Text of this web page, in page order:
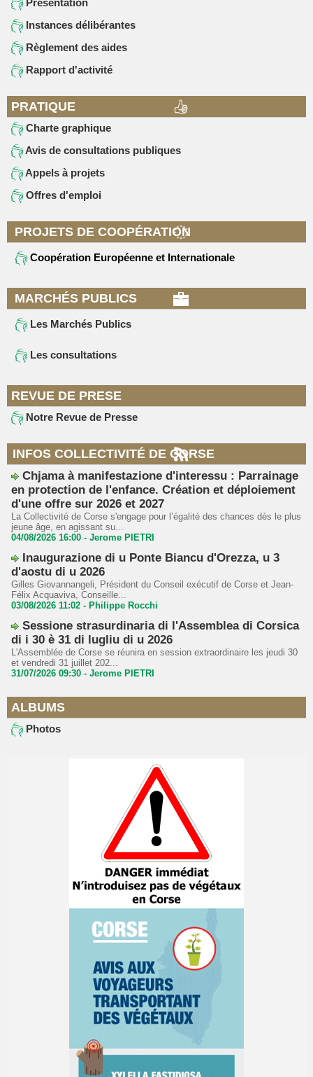
Présentation
Instances délibérantes
Règlement des aides
Rapport d'activité
PRATIQUE
Charte graphique
Avis de consultations publiques
Appels à projets
Offres d'emploi
PROJETS DE COOPÉRATION
Coopération Européenne et Internationale
MARCHÉS PUBLICS
Les Marchés Publics
Les consultations
REVUE DE PRESE
Notre Revue de Presse
INFOS COLLECTIVITÉ DE CORSE
Chjama à manifestazione d'interessu : Parrainage
en protection de l'enfance. Création et déploiement
d'une offre sur 2026 et 2027
La Collectivité de Corse s'engage pour l’égalité des chances dès le plus
jeune âge, en agissant su...
04/08/2026 16:00 - Jerome PIETRI
Inaugurazione di u Ponte Biancu d'Orezza, u 3
d'aostu di u 2026
Gilles Giovannangeli, Président du Conseil exécutif de Corse et Jean-
Félix Acquaviva, Conseille...
03/08/2026 11:02 - Philippe Rocchi
Sessione strasurdinaria di l'Assemblea di Corsica
di i 30 è 31 di lugliu di u 2026
L'Assemblée de Corse se réunira en session extraordinaire les jeudi 30
et vendredi 31 juillet 202...
31/07/2026 09:30 - Jerome PIETRI
ALBUMS
Photos